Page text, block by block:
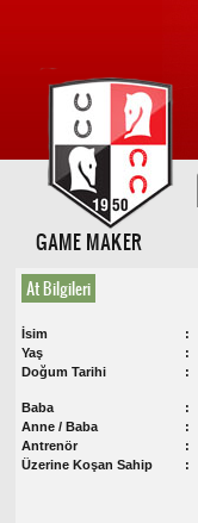
GAME MAKER
At Bilgileri
İsim
Yaş
Doğum Tarihi
Baba
Anne / Baba
Antrenör
Üzerine Koşan Sahip